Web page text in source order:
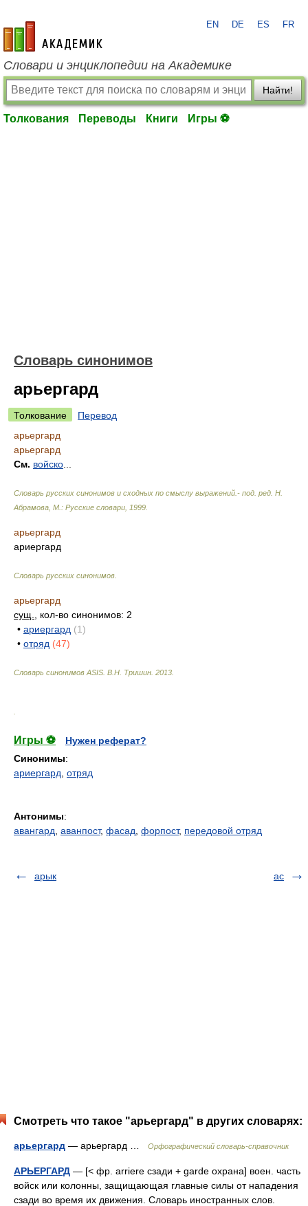
academic.ru
EN DE ES FR
Словари и энциклопедии на Академике
Найти!
Толкования Переводы Книги Игры ⚽
Словарь синонимов
арьергард
Толкование
Перевод
арьергард
арьергард
См. войско
Словарь русских синонимов и сходных по смыслу выражений.- под. ред. Н.
Абрамова, М.: Русские словари 1999
арьергард
ариергард
Словарь русских синонимов
арьергард
сущ.
, кол-во синонимов: 2
• ариергард (1)
• отряд (47)
Словарь синонимов ASIS. В.Н. Тришин 2013
Игры ⚽
Нужен реферат?
Синонимы:
ариергард отряд
Антонимы:
авангард аванпост, фасад форпост, передовой отряд
арык ас
Смотреть что такое "арьергард" в других словарях:
арьергард — арьергард … Орфографический словарь-справочник
АРЬЕРГАРД — [< фр. arriere сзади + garde охрана] воен. часть
войск или колонны, защищающая главные силы от нападения
сзади во время их движения. Словарь иностранных слов.